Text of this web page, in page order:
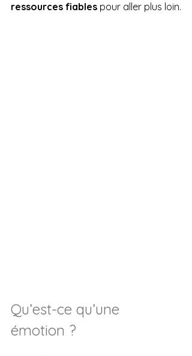
ressources fiables pour aller plus loin.
Qu’est-ce qu’une
émotion ?